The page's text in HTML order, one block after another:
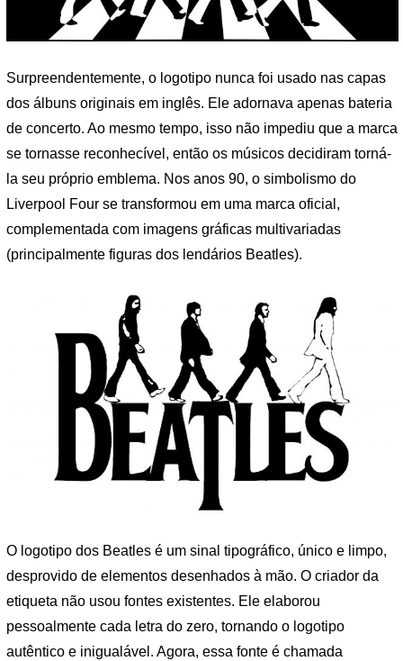
Surpreendentemente, o logotipo nunca foi usado nas capas
dos álbuns originais em inglês. Ele adornava apenas bateria
de concerto. Ao mesmo tempo, isso não impediu que a marca
se tornasse reconhecível, então os músicos decidiram torná-
la seu próprio emblema. Nos anos 90, o simbolismo do
Liverpool Four se transformou em uma marca oficial,
complementada com imagens gráficas multivariadas
(principalmente figuras dos lendários Beatles).
O logotipo dos Beatles é um sinal tipográfico, único e limpo,
desprovido de elementos desenhados à mão. O criador da
etiqueta não usou fontes existentes. Ele elaborou
pessoalmente cada letra do zero, tornando o logotipo
autêntico e inigualável. Agora, essa fonte é chamada